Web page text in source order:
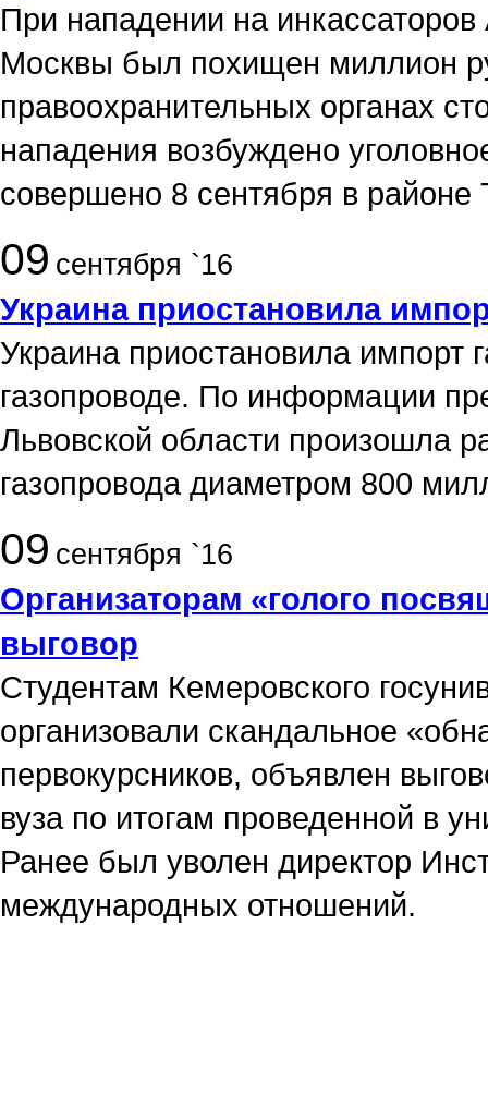
При нападении на
Москвы был похищен миллион
правоохранительных органах
нападения возбуждено
совершено 8 сентября в
09 сентября `16
Украина приостановила
Украина приостановила импорт
газопроводе. По информации
Львовской области произошла
газопровода диаметром 800
09 сентября `16
Организаторам «голого
выговор
Студентам Кемеровского
организовали скандальное
первокурсников, объявлен
вуза по итогам проведенной в
Ранее был уволен директор
международных отношений.